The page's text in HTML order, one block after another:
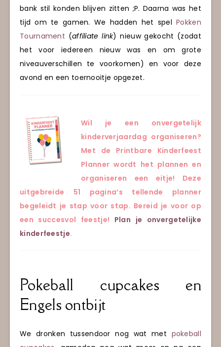
bank stil konden blijven zitten ;P. Daarna was het
tijd om te gamen. We hadden het spelPokken
Tournament (affiliate link) nieuw gekocht (zodat
het voor iedereen nieuw was en om grote
niveauverschillen te voorkomen) en voor deze
avond en een toernooitje opgezet.
Wil je een onvergetelijk
kinderverjaardag organiseren?
Met de Printbare Kinderfeest
Planner wordt het plannen en
organiseren een eitje! Deze
uitgebreide 51 pagina’s tellende planner
begeleidt je stap voor stap. Bereid je voor op
een succesvol feestje! Plan je onvergetelijke
kinderfeestje.
Pokeball cupcakes en
Engels ontbijt
We dronken tussendoor nog wat met pokeball